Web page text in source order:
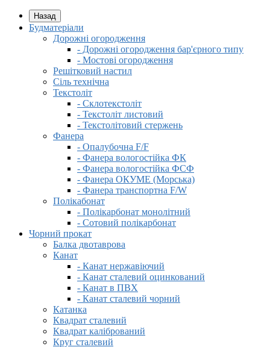
Назад
Будматеріали
Дорожні огородження
- Дорожні огородження бар'єрного типу
- Мостові огородження
Решітковий настил
Сіль технічна
Текстоліт
- Склотекстоліт
- Текстоліт листовий
- Текстолітовий стержень
Фанера
- Опалубочна F/F
- Фанера вологостійка ФК
- Фанера вологостійка ФСФ
- Фанера ОКУМЕ (Морська)
- Фанера транспортна F/W
Полікабонат
- Полікарбонат монолітний
- Сотовий полікарбонат
Чорний прокат
Балка двотаврова
Канат
- Канат нержавіючий
- Канат сталевий оцинкований
- Канат в ПВХ
- Канат сталевий чорний
Катанка
Квадрат сталевий
Квадрат калібрований
Круг сталевий